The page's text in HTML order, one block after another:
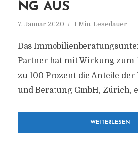
NG AUS
7. Januar 2020 1 Min. Lesedauer
Das
Partner hat mit Wirkung zum
zu 100 Prozent die Anteile der
und Beratung GmbH, Zürich,
WEITERLESEN